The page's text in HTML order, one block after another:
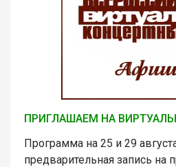
ПРИГЛАШАЕМ НА
Программа на 25 и 29
предварительная запись на